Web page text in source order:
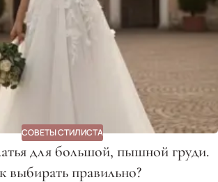
СОВЕТЫ СТИЛИСТА
для большой, пышной груди.
выбирать правильно?